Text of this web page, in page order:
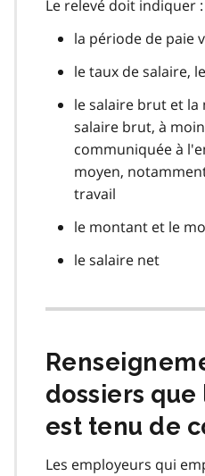
Le relevé doit indiquer :
la période de paie
le taux de salaire,
le salaire brut et la
salaire brut, à
communiquée à
moyen,
travail
le montant et le
le salaire net
dossiers
est tenu de
Les employeurs qui